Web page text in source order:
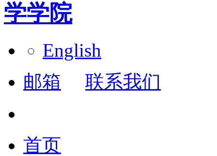
学学院
English
邮箱
联系我们
首页